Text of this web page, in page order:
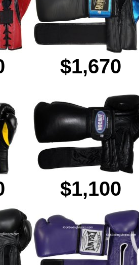
$1,670
$1,100